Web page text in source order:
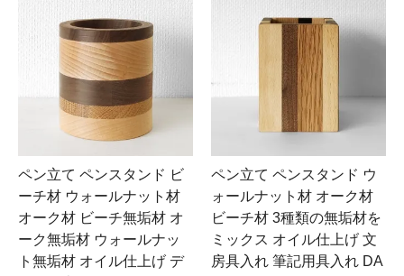
ペン立て ペンスタンド ビ
ーチ材 ウォールナット材
オーク材 ビーチ無垢材 オ
ーク無垢材 ウォールナッ
ト無垢材 オイル仕上げ デ
ペン立て ペンスタンド ウ
ォールナット材 オーク材
ビーチ材 3種類の無垢材を
ミックス オイル仕上げ 文
房具入れ 筆記用具入れ DA